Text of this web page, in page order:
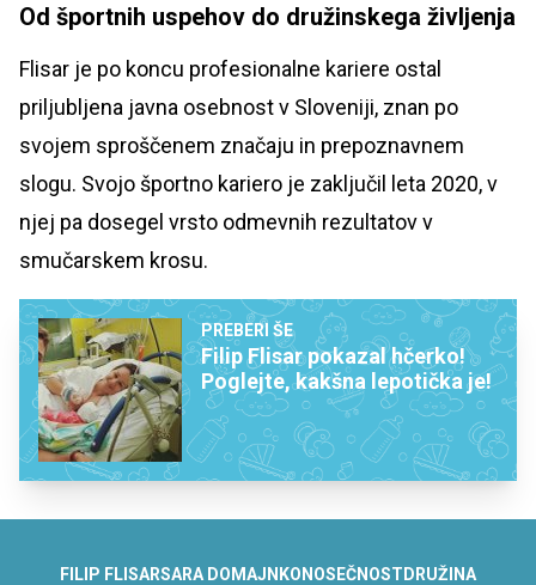
Od športnih uspehov do družinskega življenja
Flisar je po koncu profesionalne kariere ostal
priljubljena javna osebnost v Sloveniji, znan po
svojem sproščenem značaju in prepoznavnem
slogu. Svojo športno kariero je zaključil leta 2020, v
njej pa dosegel vrsto odmevnih rezultatov v
smučarskem krosu.
PREBERI ŠE
Filip Flisar pokazal hčerko!
Poglejte, kakšna lepotička je!
FILIP FLISARSARA DOMAJNKO NOSEČNOST DRUŽINA